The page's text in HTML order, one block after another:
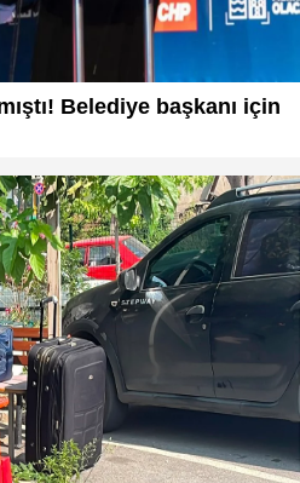
Belediye başkanı için